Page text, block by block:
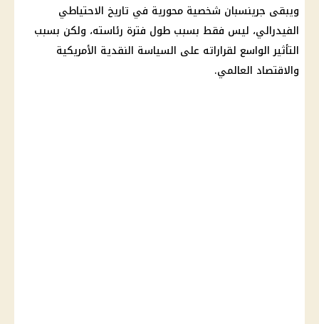
ويبقى جرينسبان شخصية محورية في تاريخ الاحتياطي
الفيدرالي، ليس فقط بسبب طول فترة رئاسته، ولكن بسبب
التأثير الواسع لقراراته على السياسة النقدية الأمريكية
والاقتصاد العالمي.